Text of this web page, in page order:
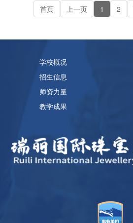
首页 上一页 1 2
学校概况
招生信息
师资力量
教学成果